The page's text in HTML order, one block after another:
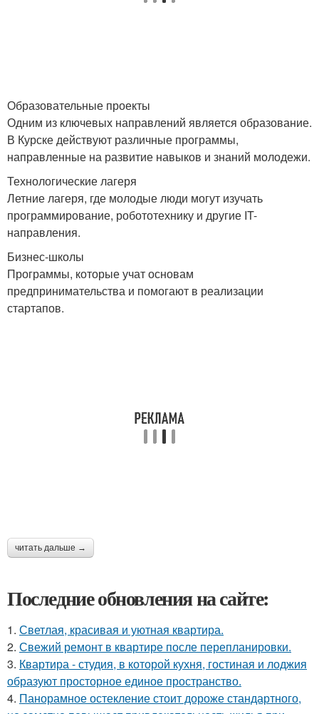
Образовательные проекты
Одним из ключевых направлений является образование.
В Курске действуют различные программы,
направленные на развитие навыков и знаний молодежи.
Технологические лагеря
Летние лагеря, где молодые люди могут изучать
программирование, робототехнику и другие IT-
направления.
Бизнес-школы
Программы, которые учат основам
предпринимательства и помогают в реализации
стартапов.
читать дальше →
Последние обновления на сайте:
1. Светлая, красивая и уютная квартира.
2. Свежий ремонт в квартире после перепланировки.
3. Квартира - студия, в которой кухня, гостиная и лоджия
образуют просторное единое пространство.
4. Панорамное остекление стоит дороже стандартного,